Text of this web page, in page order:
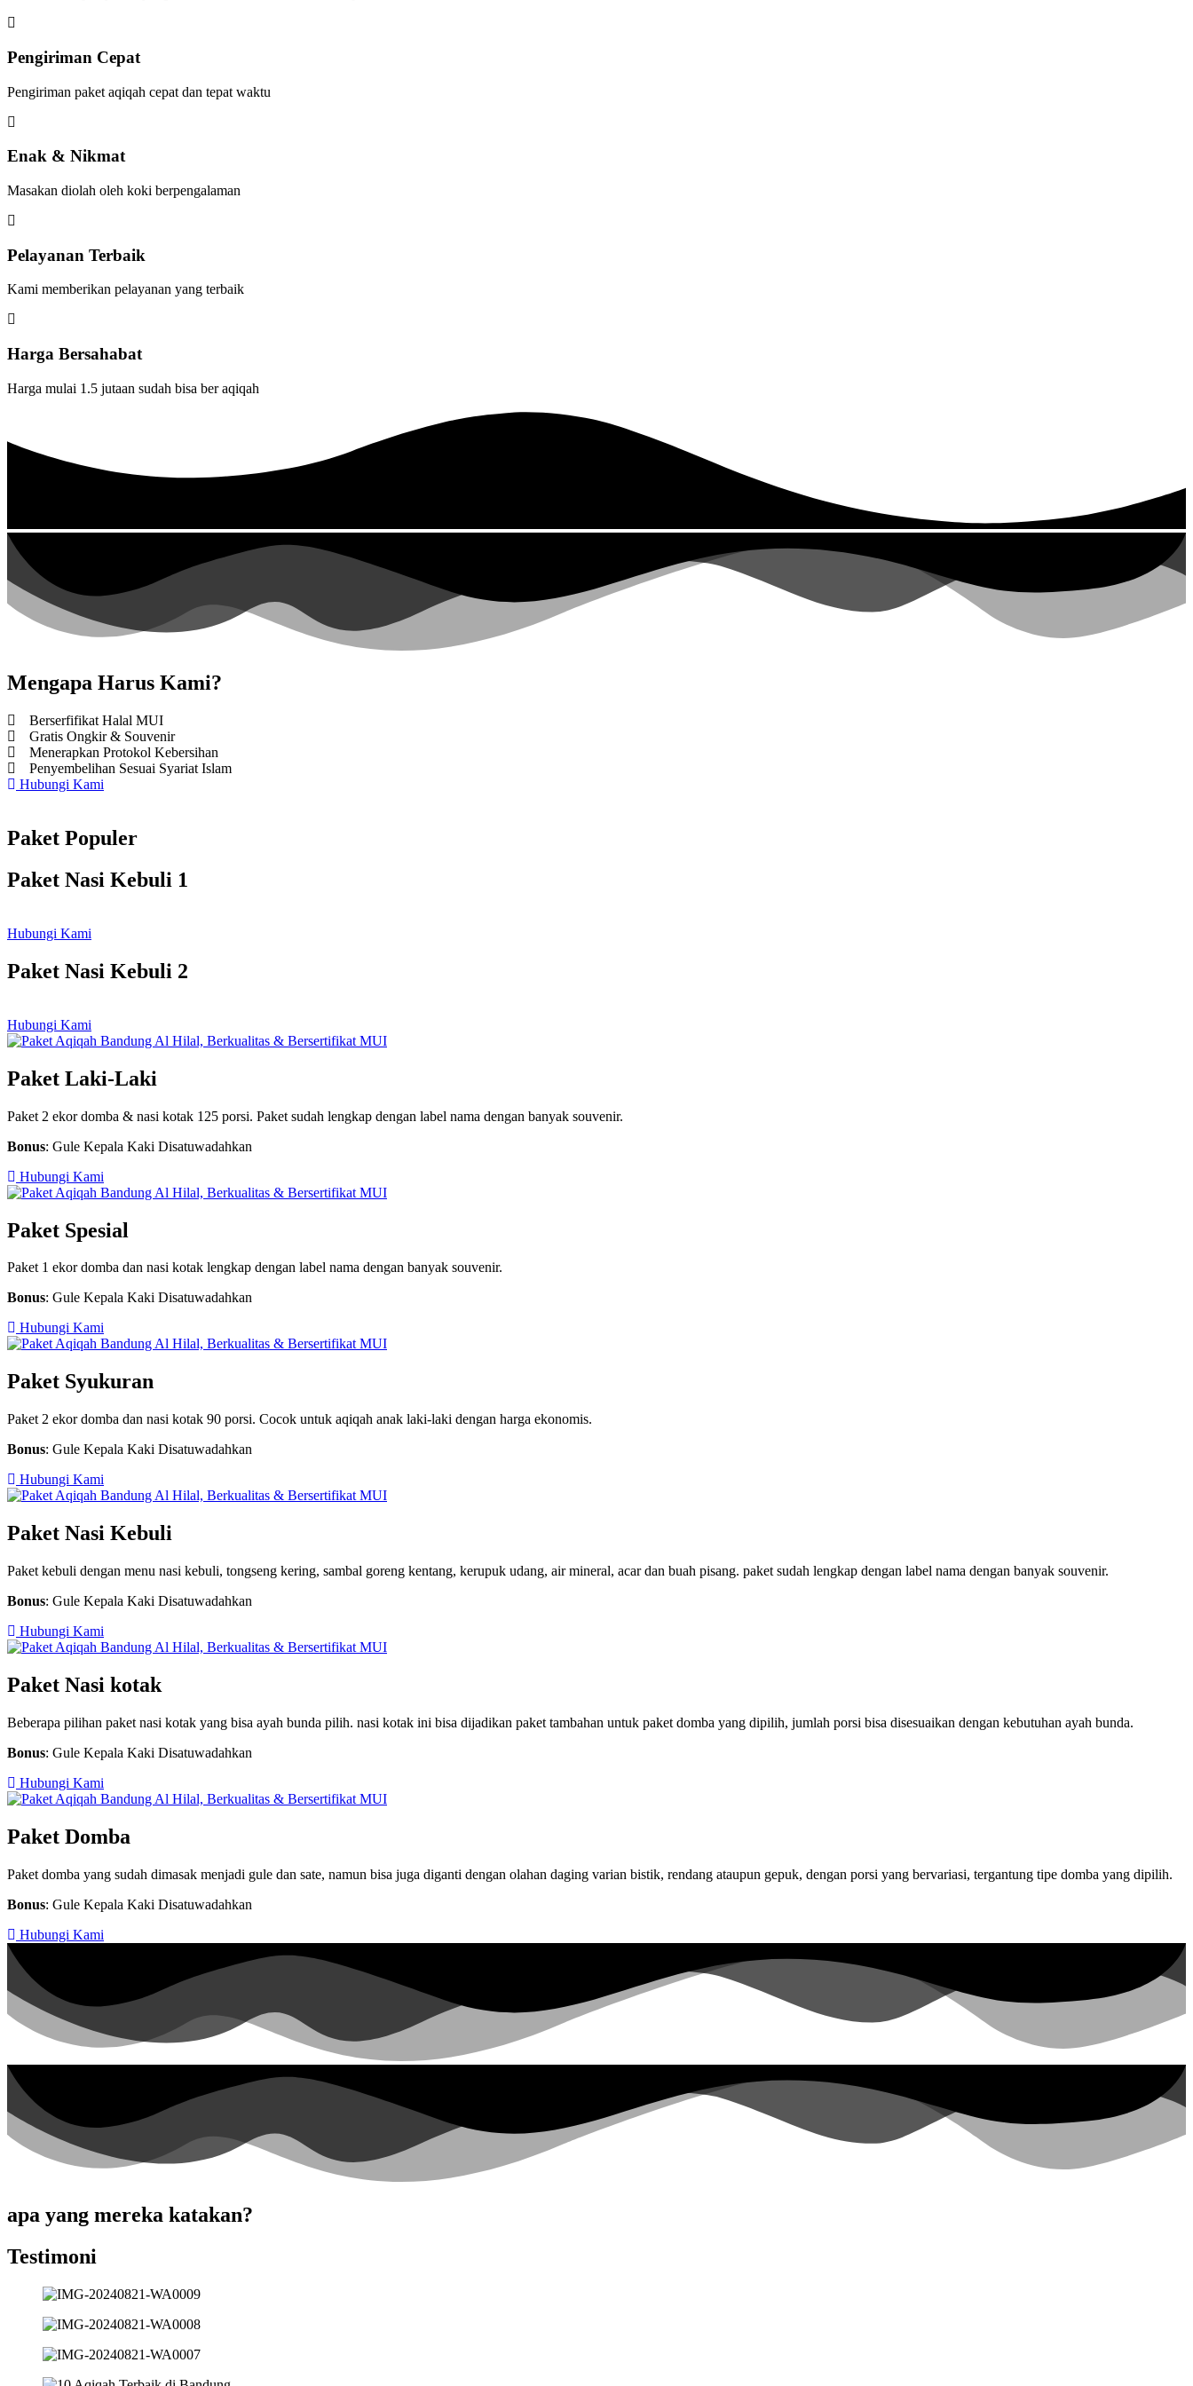
Pengiriman Cepat
Pengiriman paket aqiqah cepat dan tepat waktu
Enak & Nikmat
Masakan diolah oleh koki berpengalaman
Pelayanan Terbaik
Kami memberikan pelayanan yang terbaik
Harga Bersahabat
Harga mulai 1.5 jutaan sudah bisa ber aqiqah
Mengapa Harus Kami?
Berserfifikat Halal MUI
Gratis Ongkir & Souvenir
Menerapkan Protokol Kebersihan
Penyembelihan Sesuai Syariat Islam
Hubungi Kami
Paket Populer
Paket Nasi Kebuli 1
Hubungi Kami
Paket Nasi Kebuli 2
Hubungi Kami
Paket Laki-Laki
Paket 2 ekor domba & nasi kotak 125 porsi. Paket sudah lengkap dengan label nama dengan banyak souvenir.
Bonus: Gule Kepala Kaki Disatuwadahkan
Hubungi Kami
Paket Spesial
Paket 1 ekor domba dan nasi kotak lengkap dengan label nama dengan banyak souvenir.
Bonus: Gule Kepala Kaki Disatuwadahkan
Hubungi Kami
Paket Syukuran
Paket 2 ekor domba dan nasi kotak 90 porsi. Cocok untuk aqiqah anak laki-laki dengan harga ekonomis.
Bonus: Gule Kepala Kaki Disatuwadahkan
Hubungi Kami
Paket Nasi Kebuli
Paket kebuli dengan menu nasi kebuli, tongseng kering, sambal goreng kentang, kerupuk udang, air mineral, acar dan buah pisang. paket sudah lengkap dengan label nama dengan banyak souvenir.
Bonus: Gule Kepala Kaki Disatuwadahkan
Hubungi Kami
Paket Nasi kotak
Beberapa pilihan paket nasi kotak yang bisa ayah bunda pilih. nasi kotak ini bisa dijadikan paket tambahan untuk paket domba yang dipilih, jumlah porsi bisa disesuaikan dengan kebutuhan ayah bunda.
Bonus: Gule Kepala Kaki Disatuwadahkan
Hubungi Kami
Paket Domba
Paket domba yang sudah dimasak menjadi gule dan sate, namun bisa juga diganti dengan olahan daging varian bistik, rendang ataupun gepuk, dengan porsi yang bervariasi, tergantung tipe domba yang dipilih.
Bonus: Gule Kepala Kaki Disatuwadahkan
Hubungi Kami
apa yang mereka katakan?
Testimoni